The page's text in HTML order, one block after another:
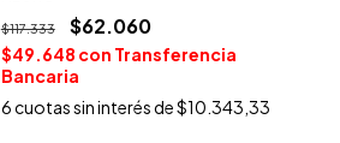
$117.333 $62.060
$49.648 con Transferencia
Bancaria
6cuotas sin interés de$10.343,33